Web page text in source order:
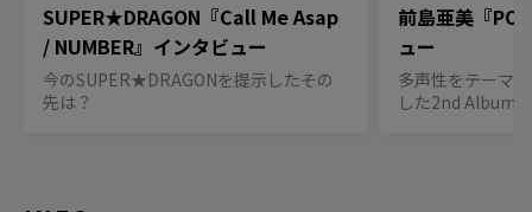
SUPER★DRAGON『Call Me Asap
/ NUMBER』インタビュー
今のSUPER★DRAGONを提示したその
先は？
前島亜美『
ュー
多声性をテーマ
した2nd Album